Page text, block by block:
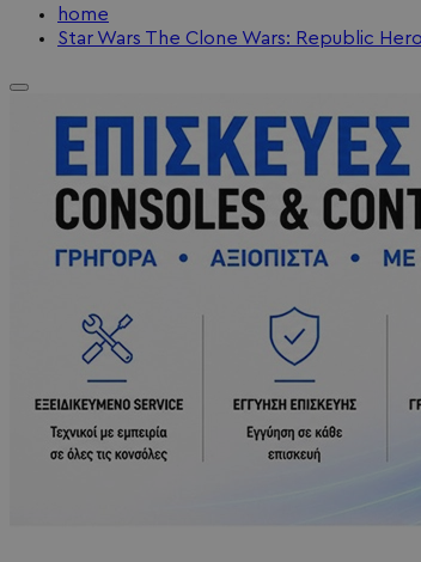
home
Star Wars The Clone Wars: Republic